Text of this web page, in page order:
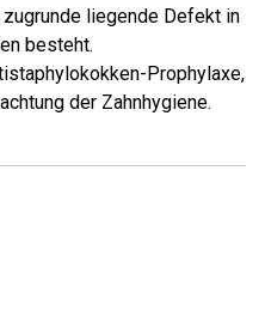
liegende Defekt in
besteht.
Prophylaxe,
der Zahnhygiene.